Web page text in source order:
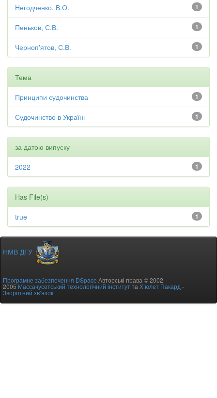
1
Негодченко, В.О.
1
Пеньков, С.В.
1
Черноп'ятов, С.В.
Тема
1
Принципи судочинства
1
Судочинство в Україні
за датою випуску
1
2022
Has File(s)
1
true
НМВ ДГУ
Програмне забезпечення DSpace Авторські права © 2002-
2005Массачусетський технологічний інститутта Х’юлет Пакард -
Зворотний зв’язок